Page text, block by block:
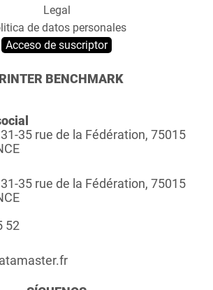
Legal
de datos personales
Acceso de suscriptor
BENCHMARK
35 rue de la Fédération, 75015
35 rue de la Fédération, 75015
52